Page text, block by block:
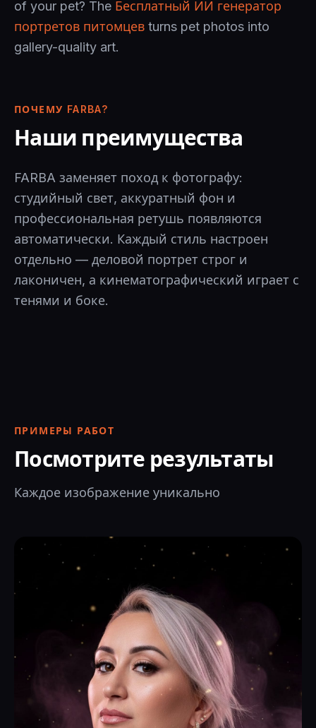
of your pet? The Бесплатный ИИ генератор
портретов питомцев turns pet photos into
gallery-quality art.
ПОЧЕМУ FARBA?
Наши преимущества
FARBA заменяет поход к фотографу:
студийный свет, аккуратный фон и
профессиональная ретушь появляются
автоматически. Каждый стиль настроен
отдельно — деловой портрет строг и
лаконичен, а кинематографический играет с
тенями и боке.
ПРИМЕРЫ РАБОТ
Посмотрите результаты
Каждое изображение уникально